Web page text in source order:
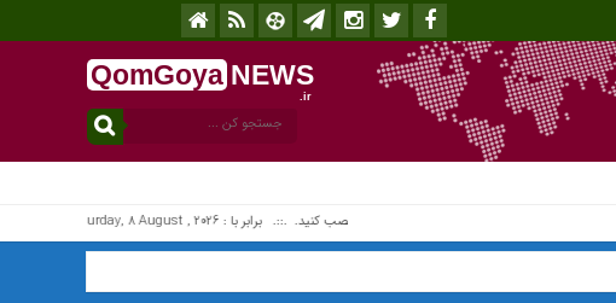
QomGoya NEWS
.ir
افزونه جلالی را نصب کنید. .::. برابر با : Saturday, 8 August , 2026 .::. اخبار منتشر شده : 0 خبر